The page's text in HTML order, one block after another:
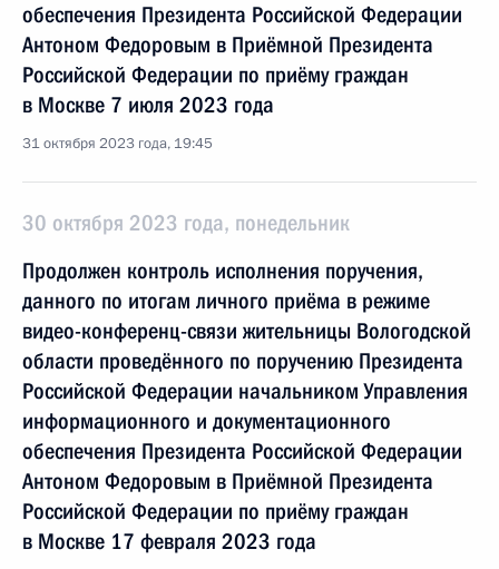
обеспечения Президента Российской Федерации
Антоном Федоровым в Приёмной Президента
Российской Федерации по приёму граждан
в Москве 7 июля 2023 года
31 октября 2023 года, 19:45
30 октября 2023 года, понедельник
Продолжен контроль исполнения поручения,
данного по итогам личного приёма в режиме
видео-конференц-связи жительницы Вологодской
области проведённого по поручению Президента
Российской Федерации начальником Управления
информационного и документационного
обеспечения Президента Российской Федерации
Антоном Федоровым в Приёмной Президента
Российской Федерации по приёму граждан
в Москве 17 февраля 2023 года